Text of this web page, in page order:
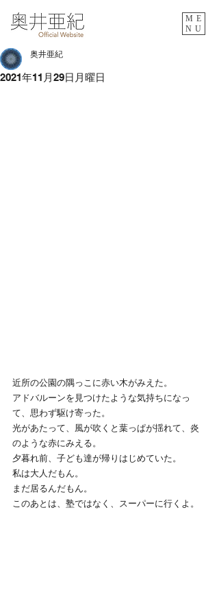
ME
NU
2021年11月29日月曜日
奥井亜紀
近所の公園の隅っこに赤い木がみえた。
アドバルーンを見つけたような気持ちになっ
て、思わず駆け寄った。
光があたって、風が吹くと葉っぱが揺れて、炎
のような赤にみえる。
夕暮れ前、子ども達が帰りはじめていた。
私は大人だもん。
まだ居るんだもん。
このあとは、塾ではなく、スーパーに行くよ。